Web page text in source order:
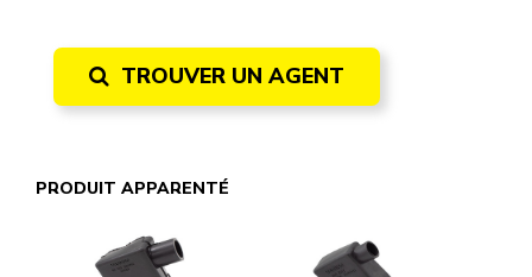
TROUVER UN AGENT
PRODUIT APPARENTÉ